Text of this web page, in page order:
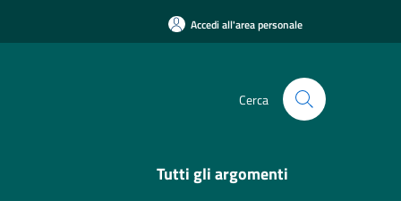
Accedi all'area personale
Cerca
Tutti gli argomenti